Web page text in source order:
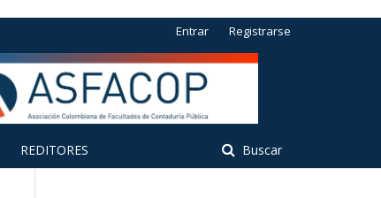
REDITORES Buscar
Entrar Registrarse